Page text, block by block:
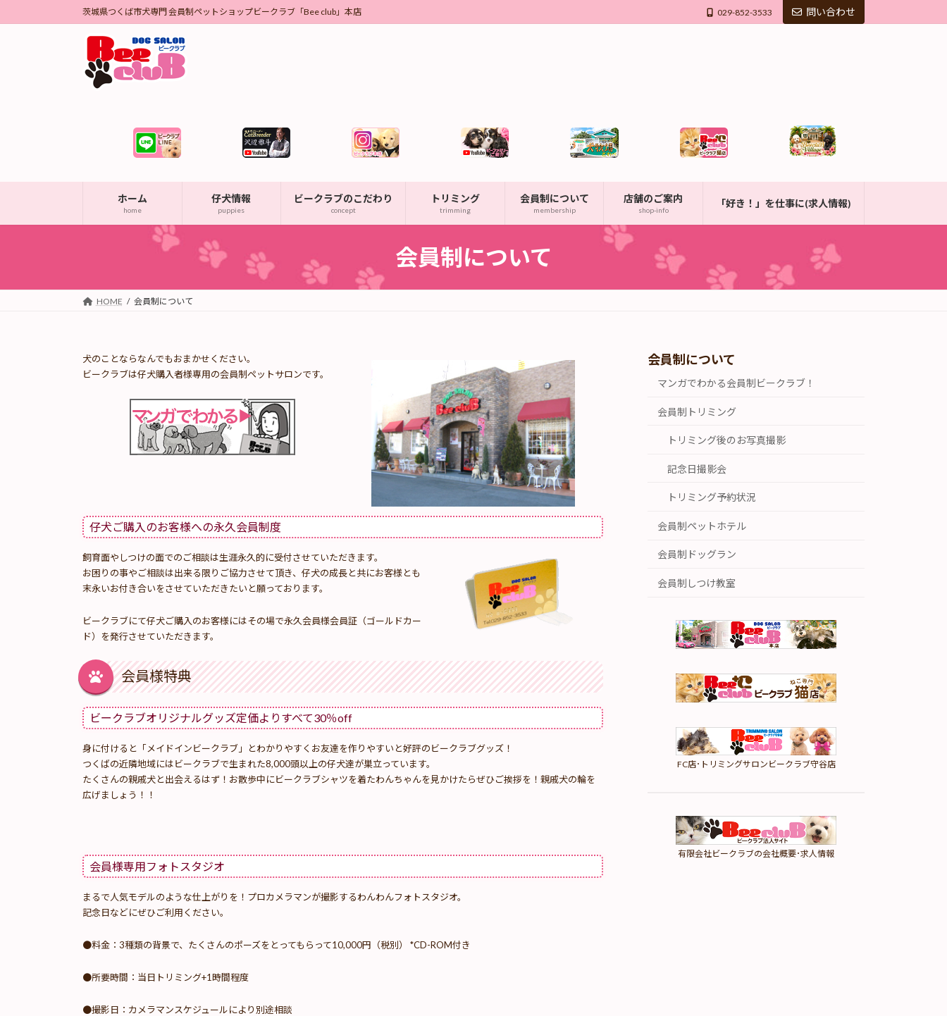
ン
ビ
茨城県つくば市犬専門 会員制ペットショップビークラブ「Bee club」本店 029-852-3533 問い合わせ
ホーム
home
仔犬情報
puppies
ビークラブのこだわり
concept
トリミング
trimming
会員制について
membership
店舗のご案内
shop-info
「好き！」を仕事に(求人情報)
会員制について
HOME 会員制について
犬のことならなんでもおまかせください。
ビークラブは仔犬購入者様専用の会員制ペットサロンです。
仔犬ご購入のお客様への永久会員制度
飼育面やしつけの面でのご相談は生涯永久的に受付させていただきます。
お困りの事やご相談は出来る限りご協力させて頂き、仔犬の成長と共にお客様とも
末永いお付き合いをさせていただきたいと願っております。
ビークラブにて仔犬ご購入のお客様にはその場で永久会員様会員証（ゴールドカー
ド）を発行させていただきます。
会員様特典
ビークラブオリジナルグッズ定価よりすべて30％off
身に付けると「メイドインビークラブ」とわかりやすくお友達を作りやすいと好評のビークラブグッズ！
つくばの近隣地域にはビークラブで生まれた8,000頭以上の仔犬達が巣立っています。
たくさんの親戚犬と出会えるはず！お散歩中にビークラブシャツを着たわんちゃんを見かけたらぜひご挨拶を！親戚犬の輪を
広げましょう！！
会員様専用フォトスタジオ
まるで人気モデルのような仕上がりを！プロカメラマンが撮影するわんわんフォトスタジオ。
記念日などにぜひご利用ください。
●料金：3種類の背景で、たくさんのポーズをとってもらって10,000円（税別） *CD-ROM付き
●所要時間：当日トリミング+1時間程度
●撮影日：カメラマンスケジュールにより別途相談
会員制について
マンガでわかる会員制ビークラブ！
会員制トリミング
トリミング後のお写真撮影
記念日撮影会
トリミング予約状況
会員制ペットホテル
会員制ドッグラン
会員制しつけ教室
FC店･トリミングサロンビークラブ守谷店
有限会社ビークラブの会社概要･求人情報